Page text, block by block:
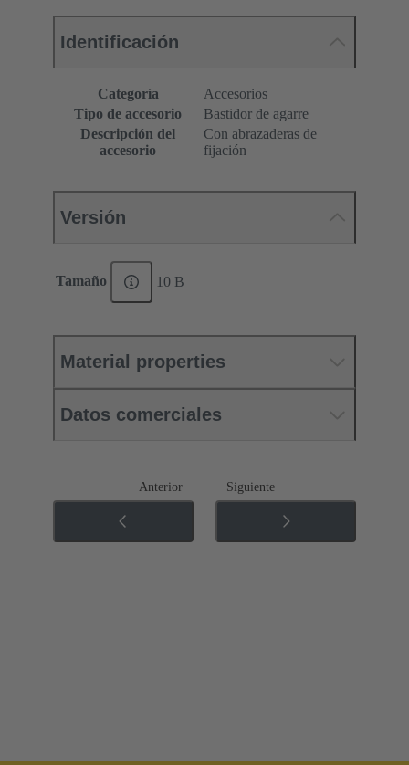
Identificación
Categoría
Accesorios
Tipo de accesorio
Bastidor de agarre
Descripción del
accesorio
Con abrazaderas de
fijación
Versión
Tamaño 10 B
Material properties
Datos comerciales
Anterior Siguiente